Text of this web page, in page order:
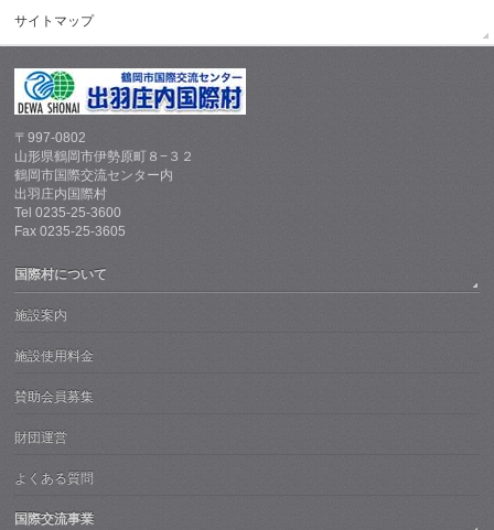
サイトマップ
〒997-0802
山形県鶴岡市伊勢原町８−３２
鶴岡市国際交流センター内
出羽庄内国際村
Tel 0235-25-3600
Fax 0235-25-3605
国際村について
施設案内
施設使用料金
賛助会員募集
財団運営
よくある質問
国際交流事業